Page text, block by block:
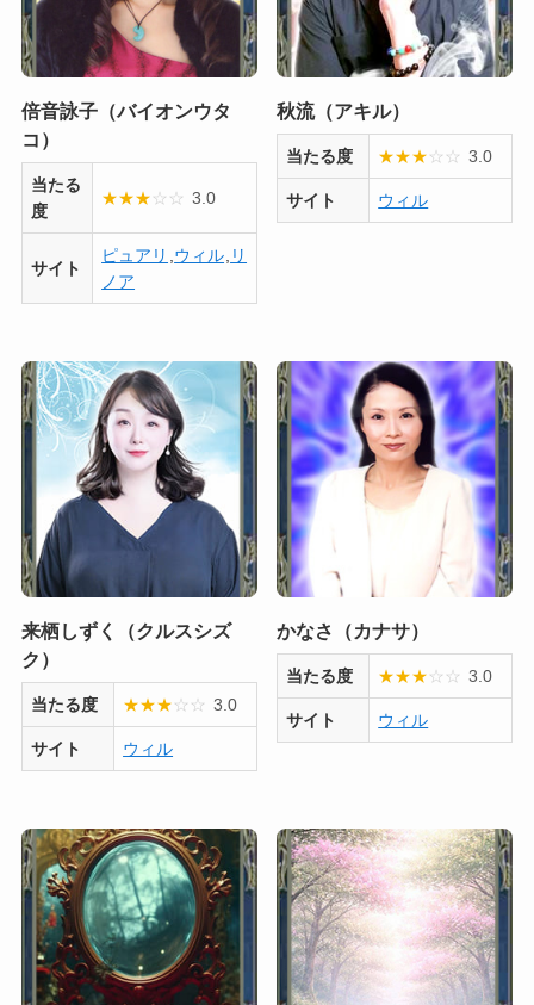
倍音詠子（バイオンウタ
コ）
当たる
度
★★★☆ ☆ 3.0
サイト
ピュアリ ウィル リ
ノア
秋流（アキル）
当たる度 ★★★☆ ☆ 3.0
サイト ウィル
来栖しずく（クルスシズ
ク）
当たる度 ★★★☆ ☆ 3.0
サイト ウィル
かなさ（カナサ）
当たる度 ★★★☆ ☆ 3.0
サイト ウィル